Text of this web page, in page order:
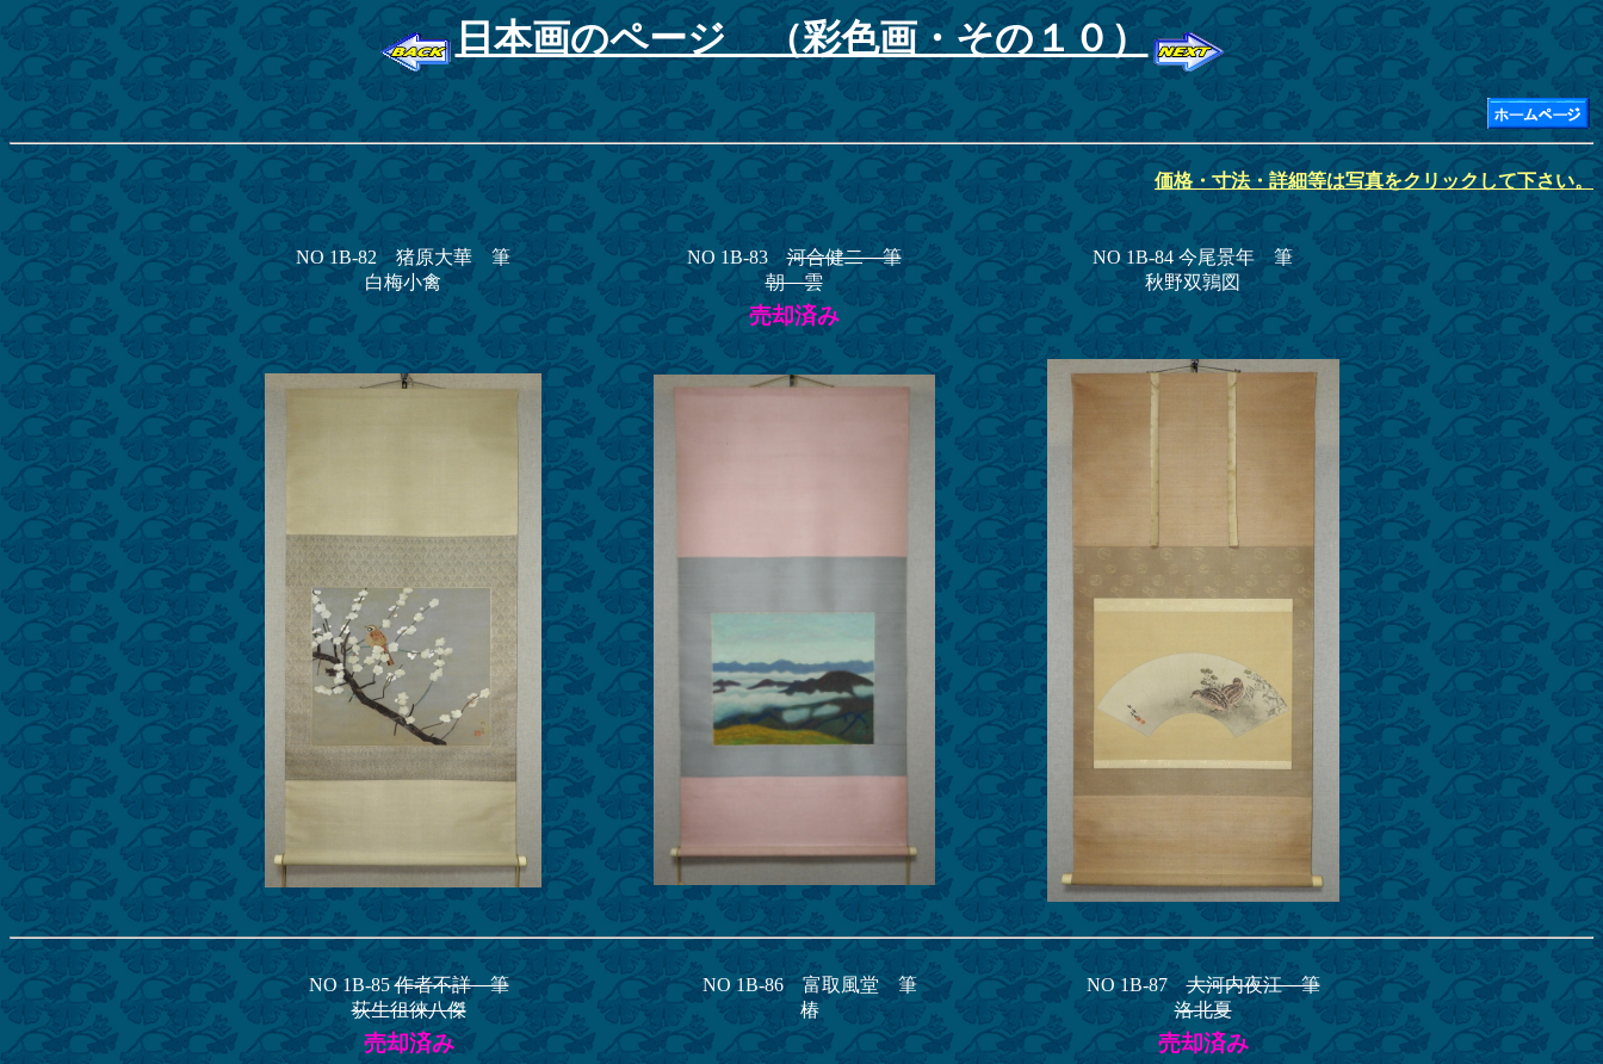
日本画のページ （彩色画・その１０）
価格・寸法・詳細等は写真をクリックして下さい。
NO 1B-82 猪原大華 筆
白梅小禽
NO 1B-83河合健二 筆
朝 雲
NO 1B-84 今尾景年 筆
秋野双鶉図
売却済み
NO 1B-85作者不詳 筆
荻生徂徠八傑
NO 1B-86 富取風堂 筆
椿
NO 1B-87大河内夜江 筆
洛北夏
売却済み 売却済み